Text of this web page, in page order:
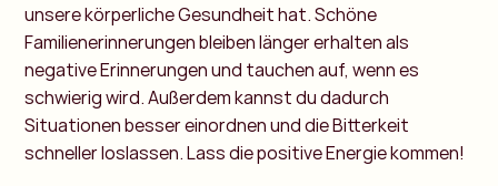
unsere körperliche Gesundheit hat. Schöne
Familienerinnerungen bleiben länger erhalten als
negative Erinnerungen und tauchen auf, wenn es
schwierig wird. Außerdem kannst du dadurch
Situationen besser einordnen und die Bitterkeit
schneller loslassen. Lass die positive Energie kommen!